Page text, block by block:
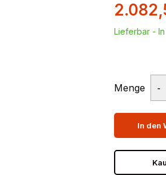
Lieferbar -
Menge
In den